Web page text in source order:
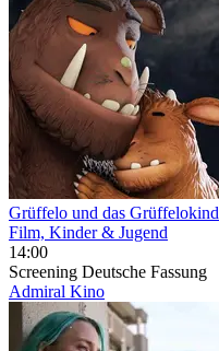
Grüffelo und das Grüffelokind
Film, Kinder & Jugend
14:00
Screening Deutsche Fassung
Admiral Kino